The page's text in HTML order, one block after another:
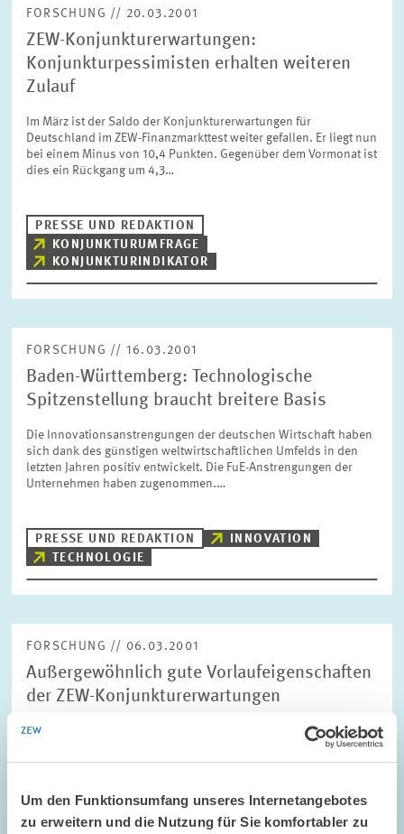
Um den Funktionsumfang unseres Internetangebotes
zu erweitern und die Nutzung für Sie komfortabler zu
FORSCHUNG // 20.03.2001
ZEW-Konjunkturerwartungen:
Konjunkturpessimisten erhalten weiteren
Zulauf
Im März ist der Saldo der Konjunkturerwartungen für
Deutschland im ZEW-Finanzmarkttest weiter gefallen. Er liegt nun
bei einem Minus von 10,4 Punkten. Gegenüber dem Vormonat ist
dies ein Rückgang um 4,3…
PRESSE UND REDAKTION
KONJUNKTURUMFRAGE
KONJUNKTURINDIKATOR
FORSCHUNG // 16.03.2001
Baden-Württemberg: Technologische
Spitzenstellung braucht breitere Basis
Die Innovationsanstrengungen der deutschen Wirtschaft haben
sich dank des günstigen weltwirtschaftlichen Umfelds in den
letzten Jahren positiv entwickelt. Die FuE-Anstrengungen der
Unternehmen haben zugenommen.…
PRESSE UND REDAKTION
INNOVATION
TECHNOLOGIE
FORSCHUNG // 06.03.2001
Außergewöhnlich gute Vorlaufeigenschaften
der ZEW-Konjunkturerwartungen
Eine Studie des Zentrums für Europäische Wirtschaftsforschung
(ZEW), Mannheim, hat mit Hilfe ökonometrischer Verfahren die
Prognosequalität der beiden Frühindikatoren ifo-